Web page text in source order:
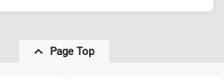
Page Top